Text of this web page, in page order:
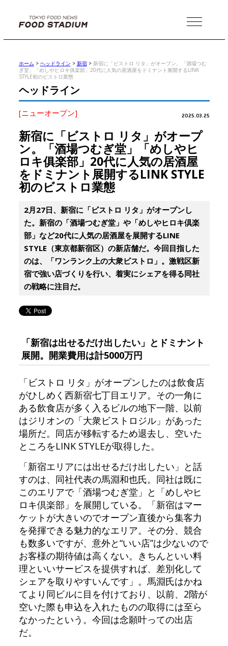
MENU
ホーム > ヘッドライン > 新宿> 新宿に「ビストロ リタ」がオープン。「酒場つむ
ぎ堂」「めしやヒロキ俱楽部」20代に人気の居酒屋をドミナント展開するLINK
STYLE初のビストロ業態
ヘッドライン
[ニューオープン] 2025.03.25
新宿に「ビストロ リタ」がオープ
ン。「酒場つむぎ堂」「めしやヒ
ロキ俱楽部」20代に人気の居酒屋
をドミナント展開するLINK STYLE
初のビストロ業態
2月27日、新宿に「ビストロ リタ」がオープンし
た。新宿の「酒場つむぎ堂」や「めしやヒロキ倶楽
部」など20代に人気の居酒屋を展開するLINE
STYLE（東京都新宿区）の新店舗だ。今回目指した
のは、「ワンランク上の大衆ビストロ」。激戦区新
宿で強い店づくりを行い、着実にシェアを得る同社
の戦略に注目だ。
「新宿は出せるだけ出したい」とドミナント
展開。開業費用は計5000万円
「ビストロ リタ」がオープンしたのは飲食店
がひしめく西新宿七丁目エリア。その一角に
ある飲食店が多く入るビルの地下一階、以前
はジリオンの「大衆ビストロジル」があった
場所だ。同店が移転するため退去し、空いた
ところをLINK STYLEが取得した。
「新宿エリアには出せるだけ出したい」と話
すのは、同社代表の馬淵和也氏。同社は既に
このエリアで「酒場つむぎ堂」と「めしやヒ
ロキ倶楽部」を展開している。「新宿はマー
ケットが大きいのでオープン直後から集客力
を発揮できる魅力的なエリア。その分、競合
も数多いですが、意外と“いい店”は少ないので
お客様の期待値は高くない。きちんといい料
理といいサービスを提供すれば、差別化して
シェアを取りやすいんです」。馬淵氏はかね
てより同ビルに目を付けており、以前、2階が
空いた際も申込を入れたものの取得には至ら
なかったという。今回は念願叶っての出店
だ。